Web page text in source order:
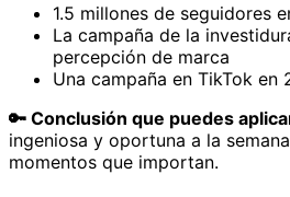
1.5 millones de seguidores
La campaña de la
percepción de marca
Una campaña en TikTok
🔑 Conclusión que puedes
ingeniosa y oportuna a la
momentos que importan.